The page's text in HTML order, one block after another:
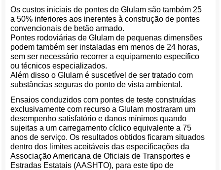
Os custos iniciais de pontes de Glulam são também 25
a 50% inferiores aos inerentes à construção de pontes
convencionais de betão armado.
Pontes rodoviárias de Glulam de pequenas dimensões
podem também ser instaladas em menos de 24 horas,
sem ser necessário recorrer a equipamento específico
ou técnicos especializados.
Além disso o Glulam é suscetível de ser tratado com
substâncias seguras do ponto de vista ambiental.
Ensaios conduzidos com pontes de teste construídas
exclusivamente com recurso a Glulam mostraram um
desempenho satisfatório e danos mínimos quando
sujeitas a um carregamento cíclico equivalente a 75
anos de serviço. Os resultados obtidos ficaram situados
dentro dos limites aceitáveis das especificações da
Associação Americana de Oficiais de Transportes e
Estradas Estatais (AASHTO), para este tipo de